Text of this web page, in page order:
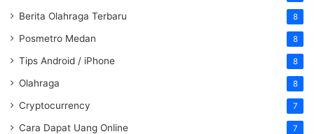
Berita Olahraga Terbaru 8
Posmetro Medan 8
Tips Android / iPhone 8
Olahraga 8
Cryptocurrency 7
Cara Dapat Uang Online 7